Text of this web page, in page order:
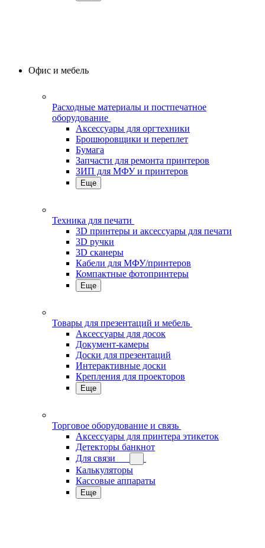
Офис и мебель
Расходные материалы и постпечатное
оборудование
Аксессуары для оргтехники
Брошюровщики и переплет
Бумага
Запчасти для ремонта принтеров
ЗИП для МФУ и принтеров
Еще
Техника для печати
3D принтеры и аксессуары для печати
3D ручки
3D сканеры
Кабели для МФУ/принтеров
Компактные фотопринтеры
Еще
Товары для презентаций и мебель
Аксессуары для досок
Документ-камеры
Доски для презентаций
Интерактивные доски
Крепления для проекторов
Еще
Торговое оборудование и связь
Аксессуары для принтера этикеток
Детекторы банкнот
Для связи
Калькуляторы
Кассовые аппараты
Еще